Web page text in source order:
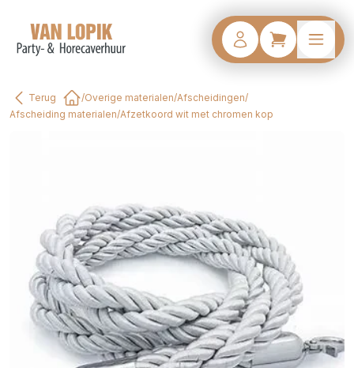
Terug
Home
/Overige materialen/Afscheidingen/
Afscheiding materialen/Afzetkoord wit met chromen kop